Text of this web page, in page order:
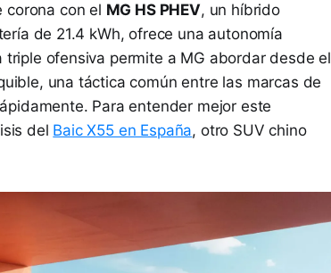
corona con el MG HS PHEV, un híbrido
de 21.4 kWh, ofrece una autonomía
triple ofensiva permite a MG abordar desde el
una táctica común entre las marcas de
Para entender mejor este
del Baic X55 en España, otro SUV chino